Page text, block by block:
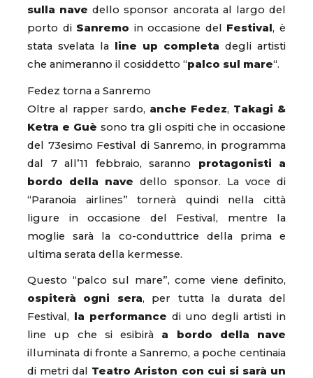
sulla nave dello sponsor ancorata al largo del
porto di Sanremo in occasione del Festival, è
stata svelata la
line up completa degli artisti
che animeranno il cosiddetto “palco sul mare“.
Fedez torna a Sanremo
Oltre al rapper sardo, anche Fedez, Takagi &
Ketra e Guè sono tra gli ospiti che in occasione
del 73esimo Festival di Sanremo, in programma
dal 7 all’11 febbraio, saranno protagonisti a
bordo della nave dello sponsor. La voce di
“Paranoia airlines” tornerà quindi nella città
ligure in occasione del Festival, mentre la
moglie sarà la co-conduttrice della prima e
ultima serata della kermesse.
Questo “palco sul mare”, come viene definito,
ospiterà ogni sera, per tutta la durata del
Festival, la performance di uno degli artisti in
line up che si esibirà a bordo della nave
illuminata di fronte a Sanremo, a poche centinaia
di metri dal Teatro Ariston con cui si sarà un